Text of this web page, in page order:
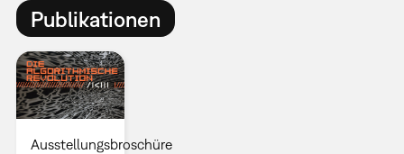
Publikationen
Ausstellungsbroschüre